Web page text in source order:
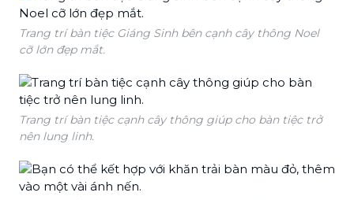
Trang trí bàn tiệc Giáng Sinh bên cạnh cây thông Noel
cỡ lớn đẹp mắt.
Trang trí bàn tiệc cạnh cây thông giúp cho bàn tiệc trở
nên lung linh.